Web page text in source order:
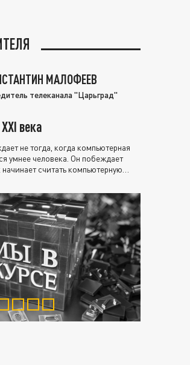
МАЛОФЕЕВ
телеканала "Царьград"
века
не тогда, когда компьютерная
умнее человека. Он побеждает
начинает считать компьютерную